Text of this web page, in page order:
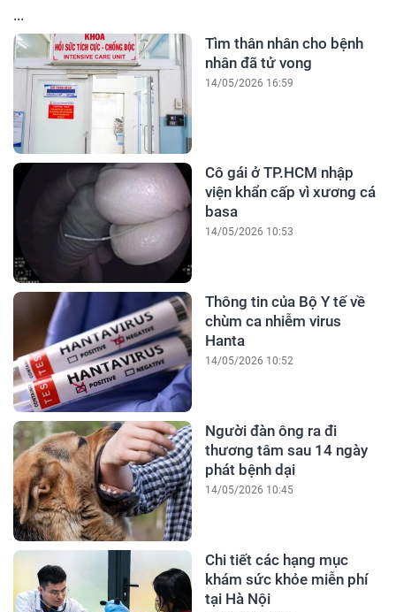
...
Tìm thân nhân cho bệnh
nhân đã tử vong
14/05/2026 16:59
Cô gái ở TP.HCM nhập
viện khẩn cấp vì xương cá
basa
14/05/2026 10:53
Thông tin của Bộ Y tế về
chùm ca nhiễm virus
Hanta
14/05/2026 10:52
Người đàn ông ra đi
thương tâm sau 14 ngày
phát bệnh dại
14/05/2026 10:45
Chi tiết các hạng mục
khám sức khỏe miễn phí
tại Hà Nội